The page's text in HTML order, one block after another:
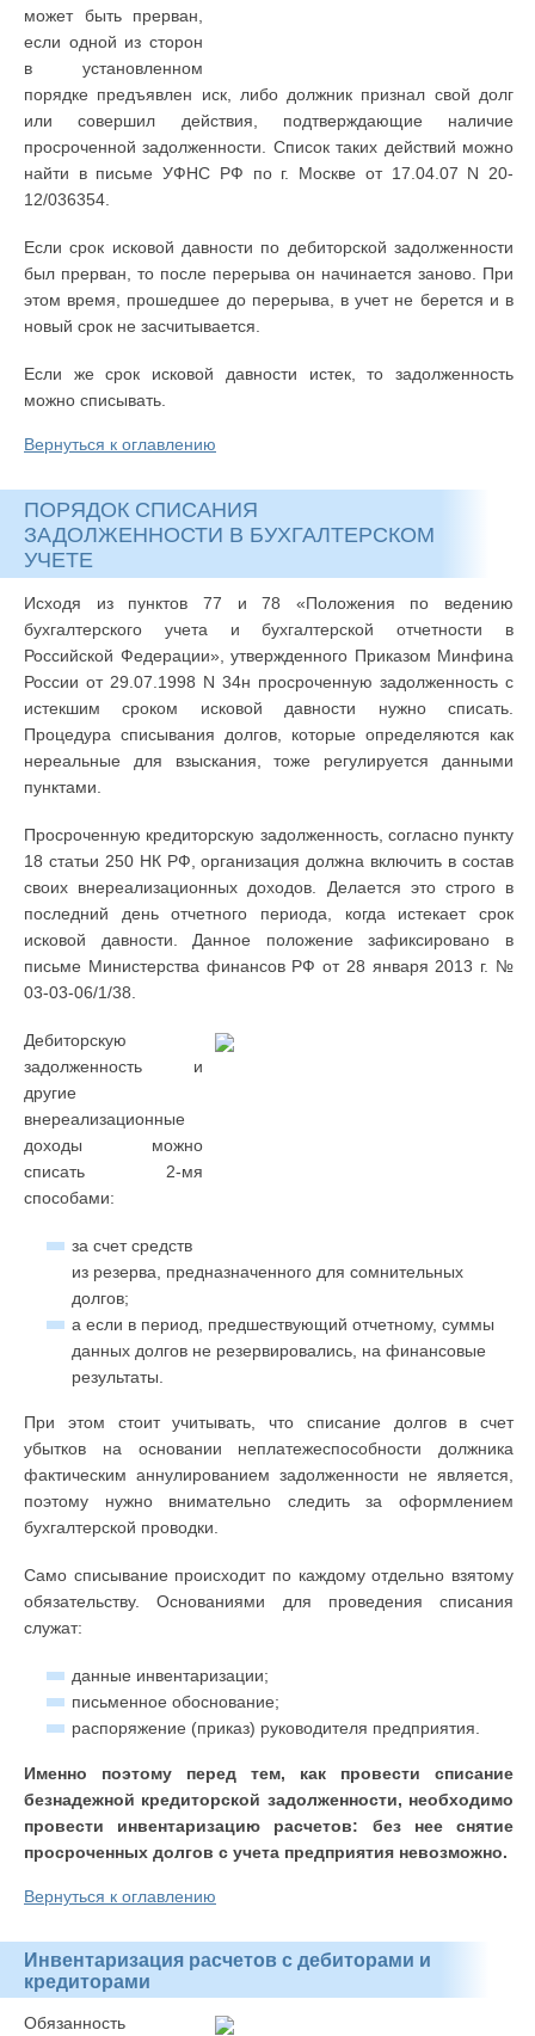
может быть прерван,
если одной из сторон
в установленном
порядке предъявлен иск, либо должник признал свой долг
или совершил действия, подтверждающие наличие
просроченной задолженности. Список таких действий можно
найти в письме УФНС РФ по г. Москве от 17.04.07 N 20-
12/036354.
Если срок исковой давности по дебиторской задолженности
был прерван, то после перерыва он начинается заново. При
этом время, прошедшее до перерыва, в учет не берется и в
новый срок не засчитывается.
Если же срок исковой давности истек, то задолженность
можно списывать.
Вернуться к оглавлению
ПОРЯДОК СПИСАНИЯ
ЗАДОЛЖЕННОСТИ В БУХГАЛТЕРСКОМ
УЧЕТЕ
Исходя из пунктов 77 и 78 «Положения по ведению
бухгалтерского учета и бухгалтерской отчетности в
Российской Федерации», утвержденного Приказом Минфина
России от 29.07.1998 N 34н просроченную задолженность с
истекшим сроком исковой давности нужно списать.
Процедура списывания долгов, которые определяются как
нереальные для взыскания, тоже регулируется данными
пунктами.
Просроченную кредиторскую задолженность, согласно пункту
18 статьи 250 НК РФ, организация должна включить в состав
своих внереализационных доходов. Делается это строго в
последний день отчетного периода, когда истекает срок
исковой давности. Данное положение зафиксировано в
письме Министерства финансов РФ от 28 января 2013 г. №
03-03-06/1/38.
Дебиторскую
задолженность и
другие
внереализационные
доходы можно
списать 2-мя
способами:
за счет средств
из резерва, предназначенного для сомнительных
долгов;
а если в период, предшествующий отчетному, суммы
данных долгов не резервировались, на финансовые
результаты.
При этом стоит учитывать, что списание долгов в счет
убытков на основании неплатежеспособности должника
фактическим аннулированием задолженности не является,
поэтому нужно внимательно следить за оформлением
бухгалтерской проводки.
Само списывание происходит по каждому отдельно взятому
обязательству. Основаниями для проведения списания
служат:
данные инвентаризации;
письменное обоснование;
распоряжение (приказ) руководителя предприятия.
Именно поэтому перед тем, как провести списание
безнадежной кредиторской задолженности, необходимо
провести инвентаризацию расчетов: без нее снятие
просроченных долгов с учета предприятия невозможно.
Вернуться к оглавлению
Инвентаризация расчетов с дебиторами и
кредиторами
Обязанность